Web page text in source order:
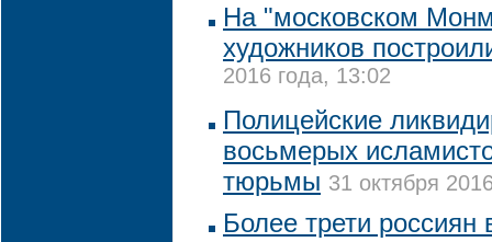
На "московском
художников
2016 года, 13:02
Полицейские
восьмерых
тюрьмы 31 октября
Более трети россиян